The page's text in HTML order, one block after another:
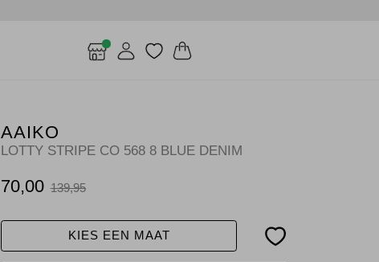
AAIKO
LOTTY STRIPE CO 568 8 BLUE DENIM
70,00 139,95
KIES EEN MAAT